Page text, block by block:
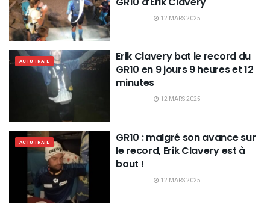
12 MARS 2025
ACTU TRAIL
Erik Clavery bat le record du
GR10 en 9 jours 9 heures et 12
minutes
12 MARS 2025
ACTU TRAIL
GR10 : malgré son avance sur
le record, Erik Clavery est à
bout !
12 MARS 2025